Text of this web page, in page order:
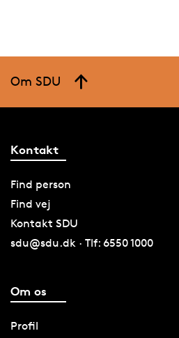
Om SDU
Kontakt
Find person
Find vej
Kontakt SDU
sdu@sdu.dk · Tlf: 6550 1000
Om os
Profil